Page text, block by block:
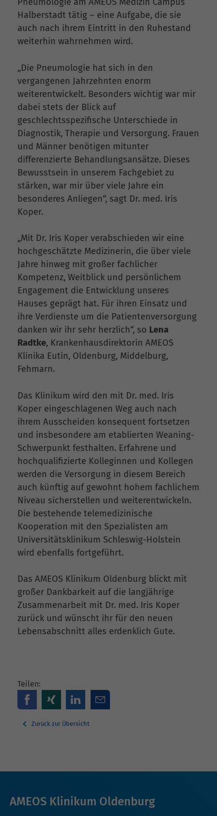
Halberstadt tätig – eine Aufgabe, die sie
auch nach ihrem Eintritt in den Ruhestand
weiterhin wahrnehmen wird.
„Die Pneumologie hat sich in den
vergangenen Jahrzehnten enorm
weiterentwickelt. Besonders wichtig war mir
dabei stets der Blick auf
geschlechtsspezifische Unterschiede in
Diagnostik, Therapie und Versorgung. Frauen
und Männer benötigen mitunter
differenzierte Behandlungsansätze. Dieses
Bewusstsein in unserem Fachgebiet zu
stärken, war mir über viele Jahre ein
besonderes Anliegen“, sagt Dr. med. Iris
Koper.
„Mit Dr. Iris Koper verabschieden wir eine
hochgeschätzte Medizinerin, die über viele
Jahre hinweg mit großer fachlicher
Kompetenz, Weitblick und persönlichem
Engagement die Entwicklung unseres
Hauses geprägt hat. Für ihren Einsatz und
ihre Verdienste um die Patientenversorgung
danken wir ihr sehr herzlich“, so Lena
Radtke, Krankenhausdirektorin AMEOS
Klinika Eutin, Oldenburg, Middelburg,
Fehmarn.
Das Klinikum wird den mit Dr. med. Iris
Koper eingeschlagenen Weg auch nach
ihrem Ausscheiden konsequent fortsetzen
und insbesondere am etablierten Weaning-
Schwerpunkt festhalten. Erfahrene und
hochqualifizierte Kolleginnen und Kollegen
werden die Versorgung in diesem Bereich
auch künftig auf gewohnt hohem fachlichem
Niveau sicherstellen und weiterentwickeln.
Die bestehende telemedizinische
Kooperation mit den Spezialisten am
Universitätsklinikum Schleswig-Holstein
wird ebenfalls fortgeführt.
Das AMEOS Klinikum Oldenburg blickt mit
großer Dankbarkeit auf die langjährige
Zusammenarbeit mit Dr. med. Iris Koper
zurück und wünscht ihr für den neuen
Lebensabschnitt alles erdenklich Gute.
Teilen:
Zurück zur Übersicht
AMEOS Klinikum Oldenburg